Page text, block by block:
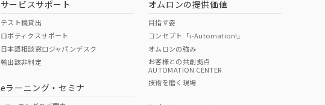
サービスサポート
テスト機貸出
ロボティクスサポート
日本語相談窓口ジャパンデスク
輸出該非判定
eラーニング・セミナ
オムロンの提供価値
目指す姿
コンセプト「i-Automation!」
オムロンの強み
お客様との共創拠点
AUTOMATION CENTER
技術を磨く現場